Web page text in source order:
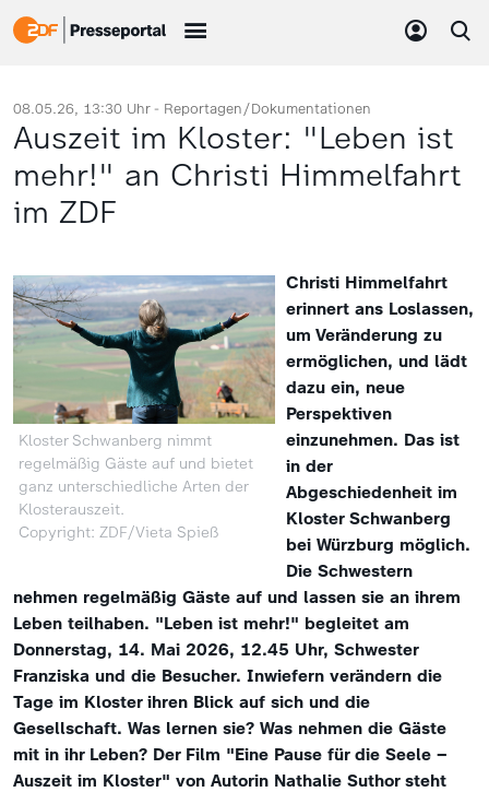
08.05.26, 13:30 Uhr - Reportagen/Dokumentationen
Auszeit im Kloster: "Leben ist
mehr!" an Christi Himmelfahrt
im ZDF
Kloster Schwanberg nimmt
regelmäßig Gäste auf und bietet
ganz unterschiedliche Arten der
Klosterauszeit.
Copyright: ZDF/Vieta Spieß
Christi Himmelfahrt
erinnert ans Loslassen,
um Veränderung zu
ermöglichen, und lädt
dazu ein, neue
Perspektiven
einzunehmen. Das ist
in der
Abgeschiedenheit im
Kloster Schwanberg
bei Würzburg möglich.
Die Schwestern
nehmen regelmäßig Gäste auf und lassen sie an ihrem
Leben teilhaben. "Leben ist mehr!" begleitet am
Donnerstag, 14. Mai 2026, 12.45 Uhr, Schwester
Franziska und die Besucher. Inwiefern verändern die
Tage im Kloster ihren Blick auf sich und die
Gesellschaft. Was lernen sie? Was nehmen die Gäste
mit in ihr Leben? Der Film "Eine Pause für die Seele –
Auszeit im Kloster" von Autorin Nathalie Suthor steht